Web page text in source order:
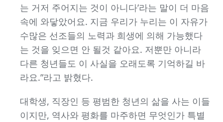
는 거저 주어지는 것이 아니다’라는 말이 더 마음
속에 와닿았어요. 지금 우리가 누리는 이 자유가
수많은 선조들의 노력과 희생에 의해 가능했다
는 것을 잊으면 안 될것 같아요. 저뿐만 아니라
다른 청년들도 이 사실을 오래도록 기억하길 바
라요.”라고 밝혔다.
대학생, 직장인 등 평범한 청년의 삶을 사는 이들
이지만, 역사와 평화를 마주하면 무엇인가 특별